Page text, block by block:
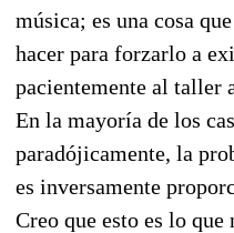
música; es una cosa
hacer para forzarlo a
pacientemente al taller
En la mayoría de los
paradójicamente, la
es inversamente
Creo que esto es lo